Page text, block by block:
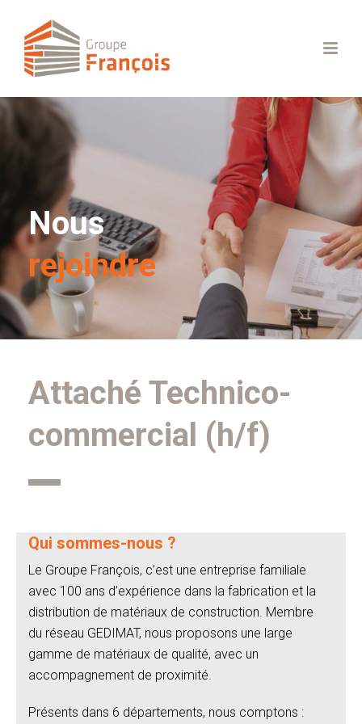
Nous
rejoindre
Attaché Technico-
commercial (h/f)
Qui sommes-nous ?
Le Groupe François, c’est une entreprise familiale
avec 100 ans d’expérience dans la fabrication et la
distribution de matériaux de construction. Membre
du réseau GEDIMAT, nous proposons une large
gamme de matériaux de qualité, avec un
accompagnement de proximité.
Présents dans 6 départements, nous comptons :